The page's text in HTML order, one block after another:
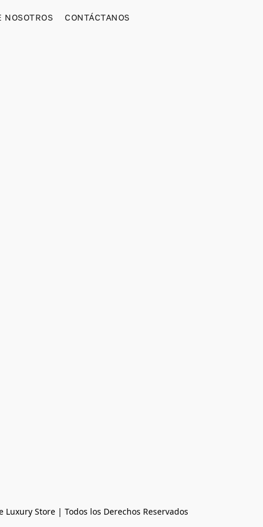
NOSOTROS CONTÁCTANOS
Luxury Store | Todos los Derechos Reservados